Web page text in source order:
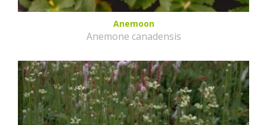
Anemoon
Anemone canadensis